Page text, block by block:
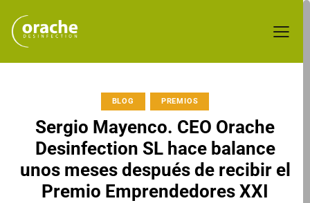
BLOG PREMIOS
Sergio Mayenco. CEO Orache
Desinfection SL hace balance
unos meses después de recibir el
Premio Emprendedores XXI